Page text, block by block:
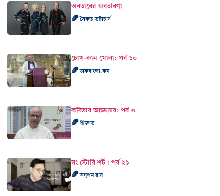
অবতারের অবতারণা
সৈকত ভট্টাচার্য
চোখ-কান খোলা: পর্ব ১০
ডাকবাংলা.কম
কবিতার আড্ডাঘর: পর্ব ৩
শ্রীজাত
সং স্টোরি শর্ট : পর্ব ২১
অনুপম রায়